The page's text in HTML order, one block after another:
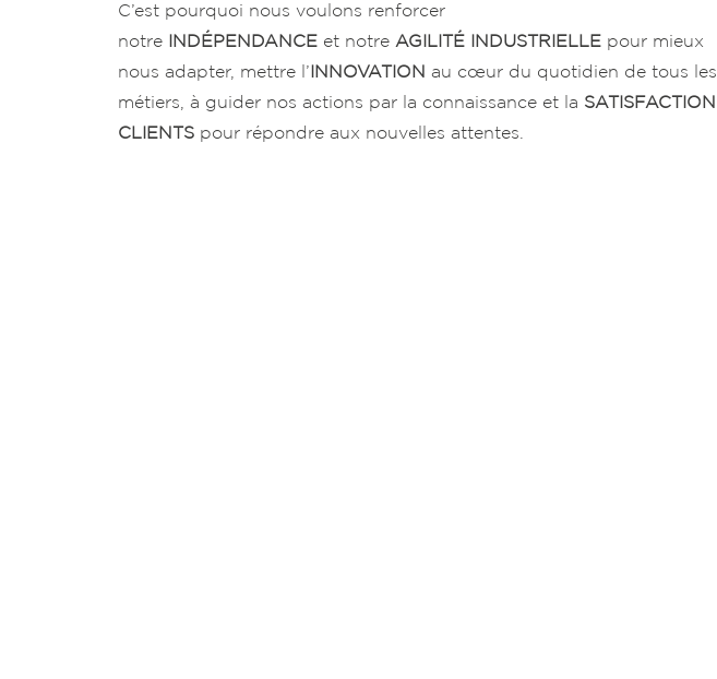
C’est pourquoi nous voulons renforcer
notre INDÉPENDANCEet notre AGILITÉ INDUSTRIELLEpour mieux
nous adapter, mettre l’INNOVATION au cœur du quotidien de tous les
métiers, à guider nos actions par la connaissance et la SATISFACTION
CLIENTSpour répondre aux nouvelles attentes.